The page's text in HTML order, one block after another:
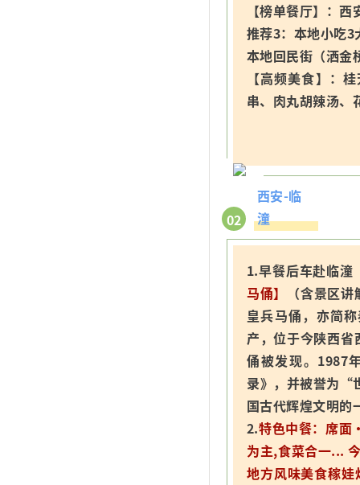
【榜单餐厅】：
推荐3：本地小吃3
本地回民街（洒金
【高频美食】：
串、肉丸胡辣汤、
02
西安-临
潼
1.早餐后车赴临
马俑】
（含景区
皇兵马俑，亦简
产，位于今陕西
俑被发现。1987
录》，并被誉为“
国古代辉煌文明的
2.特色中餐：席面
为主,食菜合一...
地方风味美食稼